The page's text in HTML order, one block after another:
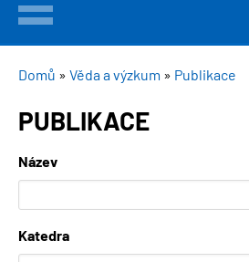
UCHAZEČI
STUDIUM
VĚDA
FAKULTA
DROBEČKOVÁ
Domů Věda a výzkum Publikace
PUBLIKACE
Název
Katedra